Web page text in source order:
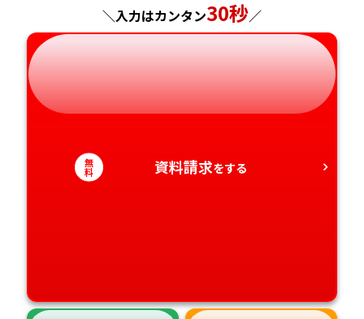
岐阜県
静岡県
奈良県
和歌山県
山口県
徳島県
愛媛県
熊本県
大分県
鹿児島県
＼入力はカンタン30秒／
無
料 資料請求をする